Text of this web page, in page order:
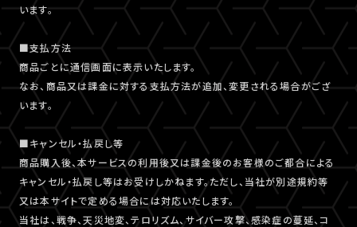
います。
■支払方法
商品ごとに通信画面に表示いたします。
なお、商品又は課金に対する支払方法が追加、変更される場合がござ
います。
■キャンセル・払戻し等
商品購入後、本サービスの利用後又は課金後のお客様のご都合による
キャンセル・払戻し等はお受けしかねます。ただし、当社が別途規約等
又は本サイトで定める場合には対応いたします。
当社は、戦争、天災地変、テロリズム、サイバー攻撃、感染症の蔓延、コ